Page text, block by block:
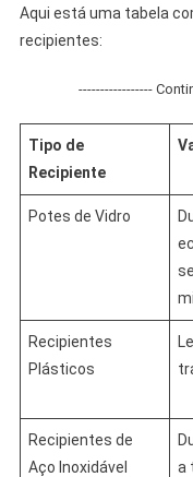
Aqui está uma tabela
recipientes:
-----------------
Tipo de
Recipiente
Potes de Vidro
Recipientes
Plásticos
Recipientes de
Aço Inoxidável
a